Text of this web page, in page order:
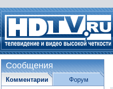
Сообщения
Комментарии Форум